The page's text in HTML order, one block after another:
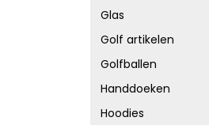
Glas
Golf artikelen
Golfballen
Handdoeken
Hoodies